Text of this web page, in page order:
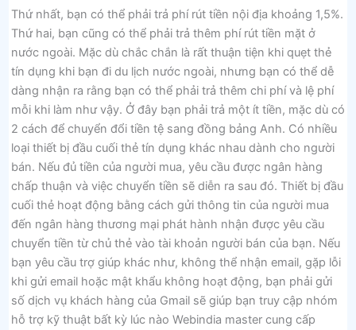
Thứ nhất, bạn có thể phải trả phí rút tiền nội địa khoảng 1,5%.
Thứ hai, bạn cũng có thể phải trả thêm phí rút tiền mặt ở
nước ngoài. Mặc dù chắc chắn là rất thuận tiện khi quẹt thẻ
tín dụng khi bạn đi du lịch nước ngoài, nhưng bạn có thể dễ
dàng nhận ra rằng bạn có thể phải trả thêm chi phí và lệ phí
mỗi khi làm như vậy. Ở đây bạn phải trả một ít tiền, mặc dù có
2 cách để chuyển đổi tiền tệ sang đồng bảng Anh. Có nhiều
loại thiết bị đầu cuối thẻ tín dụng khác nhau dành cho người
bán. Nếu đủ tiền của người mua, yêu cầu được ngân hàng
chấp thuận và việc chuyển tiền sẽ diễn ra sau đó. Thiết bị đầu
cuối thẻ hoạt động bằng cách gửi thông tin của người mua
đến ngân hàng thương mại phát hành nhận được yêu cầu
chuyển tiền từ chủ thẻ vào tài khoản người bán của bạn. Nếu
bạn yêu cầu trợ giúp khác như, không thể nhận email, gặp lỗi
khi gửi email hoặc mật khẩu không hoạt động, bạn phải gửi
số dịch vụ khách hàng của Gmail sẽ giúp bạn truy cập nhóm
hỗ trợ kỹ thuật bất kỳ lúc nào Webindia master cung cấp